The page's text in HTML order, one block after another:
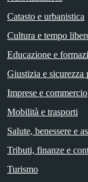
Catasto e urbanistica
Cultura e tempo
Educazione e
Giustizia e sicurezza
Imprese e commercio
Mobilità e trasporti
Salute, benessere e
Tributi, finanze e
Turismo